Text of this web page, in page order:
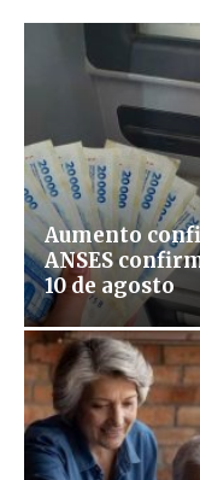
Aumento
ANSES
10 de agosto